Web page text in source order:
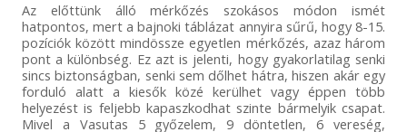
Az előttünk álló mérkőzés szokásos módon ismét
hatpontos, mert a bajnoki táblázat annyira sűrű, hogy 8-15.
pozíciók között mindössze egyetlen mérkőzés, azaz három
pont a különbség. Ez azt is jelenti, hogy gyakorlatilag senki
sincs biztonságban, senki sem dőlhet hátra, hiszen akár egy
forduló alatt a kiesők közé kerülhet vagy éppen több
helyezést is feljebb kapaszkodhat szinte bármelyik csapat.
Mivel a Vasutas 5 győzelem, 9 döntetlen, 6 vereség,